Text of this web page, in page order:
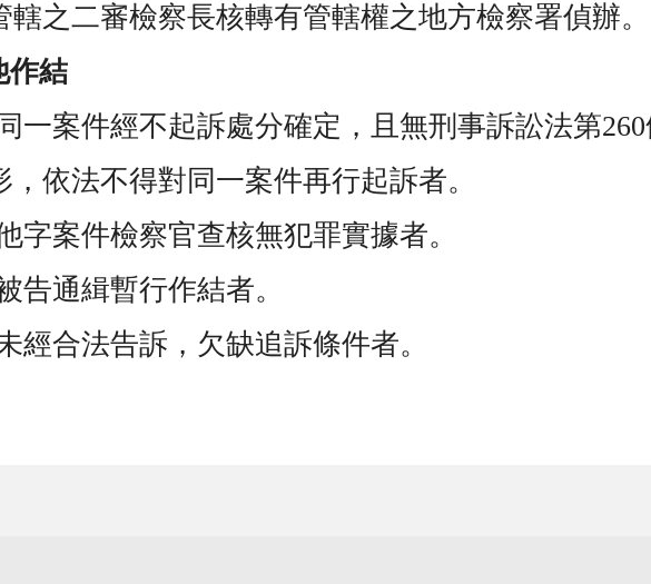
轄之二審檢察長核轉有管轄權之地方檢察署偵辦。
作結
一案件經不起訴處分確定，且無刑事訴訟法第260
，依法不得對同一案件再行起訴者。
字案件檢察官查核無犯罪實據者。
告通緝暫行作結者。
經合法告訴，欠缺追訴條件者。